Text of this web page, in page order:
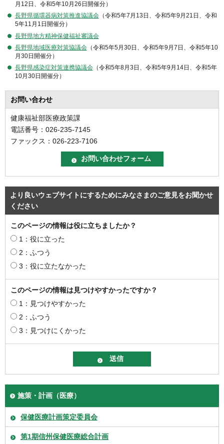
月12日、令和5年10月26日開催分）
長野県循環器病対策推進協議会（令和5年7月13日、令和5年9月21日、令和
5年11月1日開催分）
長野県地方精神保健福祉審議会
長野県地域医療対策協議会（令和5年5月30日、令和5年9月7日、令和5年10
月30日開催分）
長野県感染症対策連携協議会（令和5年8月3日、令和5年9月14日、令和5年
10月30日開催分）
お問い合わせ
健康福祉部医療政策課
電話番号：026-235-7145
ファックス：026-223-7106
より良いウェブサイトにするためにみなさまのご意見をお聞かせ
ください
このページの情報は役に立ちましたか？
1：役に立った
2：ふつう
3：役に立たなかった
このページの情報は見つけやすかったですか？
1：見つけやすかった
2：ふつう
3：見つけにくかった
施策・計画（医療）
保健医療計画策定委員会
第1期信州保健医療総合計画